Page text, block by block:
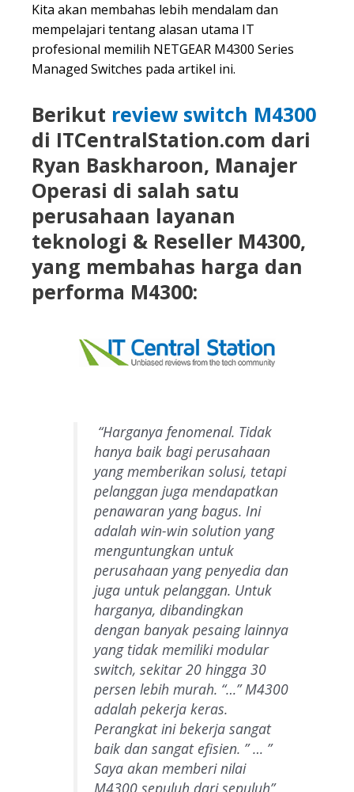
Kita akan membahas lebih mendalam dan
mempelajari tentang alasan utama IT
profesional memilih NETGEAR M4300 Series
Managed Switches pada artikel ini.
Berikut review switch M4300
di ITCentralStation.com dari
Ryan Baskharoon, Manajer
Operasi di salah satu
perusahaan layanan
teknologi & Reseller M4300,
yang membahas harga dan
performa M4300:
“Harganya fenomenal. Tidak
hanya baik bagi perusahaan
yang memberikan solusi, tetapi
pelanggan juga mendapatkan
penawaran yang bagus. Ini
adalah win-win solution yang
menguntungkan untuk
perusahaan yang penyedia dan
juga untuk pelanggan. Untuk
harganya, dibandingkan
dengan banyak pesaing lainnya
yang tidak memiliki modular
switch, sekitar 20 hingga 30
persen lebih murah. “…” M4300
adalah pekerja keras.
Perangkat ini bekerja sangat
baik dan sangat efisien. ” … ”
Saya akan memberi nilai
M4300 sepuluh dari sepuluh”